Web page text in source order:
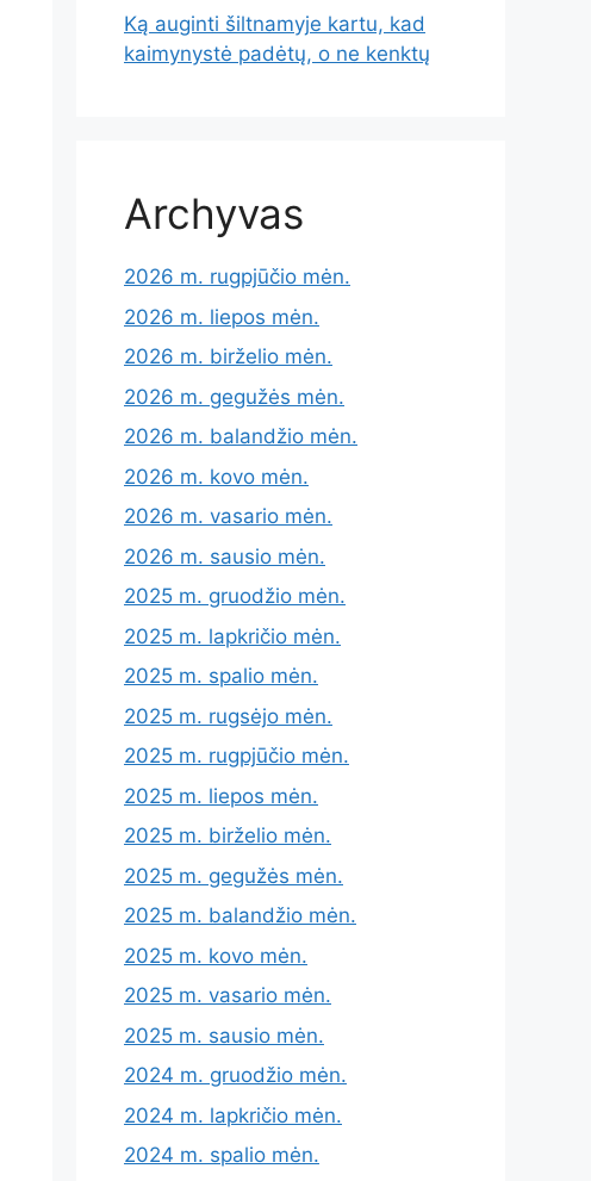
Ką auginti šiltnamyje kartu, kad
kaimynystė padėtų, o ne kenktų
Archyvas
2026 m. rugpjūčio mėn.
2026 m. liepos mėn.
2026 m. birželio mėn.
2026 m. gegužės mėn.
2026 m. balandžio mėn.
2026 m. kovo mėn.
2026 m. vasario mėn.
2026 m. sausio mėn.
2025 m. gruodžio mėn.
2025 m. lapkričio mėn.
2025 m. spalio mėn.
2025 m. rugsėjo mėn.
2025 m. rugpjūčio mėn.
2025 m. liepos mėn.
2025 m. birželio mėn.
2025 m. gegužės mėn.
2025 m. balandžio mėn.
2025 m. kovo mėn.
2025 m. vasario mėn.
2025 m. sausio mėn.
2024 m. gruodžio mėn.
2024 m. lapkričio mėn.
2024 m. spalio mėn.